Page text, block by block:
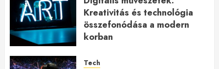
Kreativitás és technológia
összefonódása a modern
korban
Tech